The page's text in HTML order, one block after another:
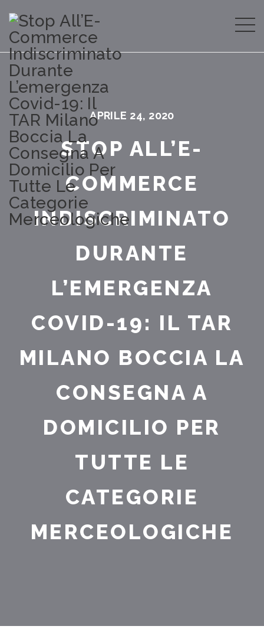
APRILE 24, 2020
STOP ALL’E-
COMMERCE
INDISCRIMINATO
DURANTE
L’EMERGENZA
COVID-19: IL TAR
MILANO BOCCIA LA
CONSEGNA A
DOMICILIO PER
TUTTE LE
CATEGORIE
MERCEOLOGICHE